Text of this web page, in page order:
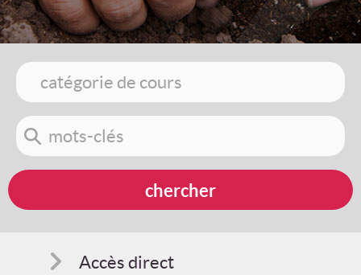
Accès direct